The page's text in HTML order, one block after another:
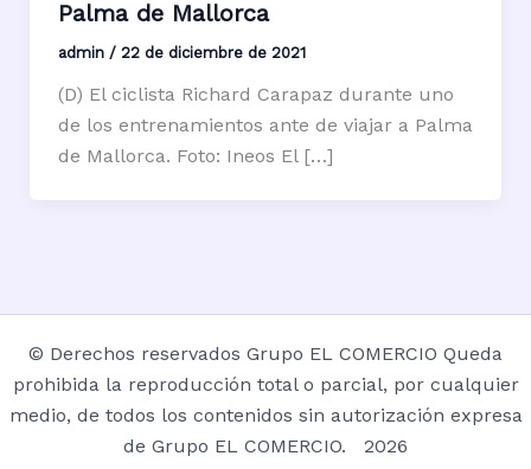
Palma de Mallorca
admin / 22 de diciembre de 2021
(D) El ciclista Richard Carapaz durante uno
de los entrenamientos ante de viajar a Palma
de Mallorca. Foto: Ineos El […]
© Derechos reservados Grupo EL COMERCIO Queda
prohibida la reproducción total o parcial, por cualquier
medio, de todos los contenidos sin autorización expresa
de Grupo EL COMERCIO. 2026